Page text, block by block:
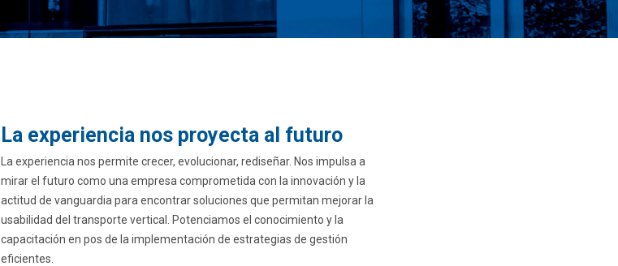
La experiencia nos proyecta al futuro
La experiencia nos permite crecer, evolucionar, rediseñar. Nos impulsa a
mirar el futuro como una empresa comprometida con la innovación y la
actitud de vanguardia para encontrar soluciones que permitan mejorar la
usabilidad del transporte vertical. Potenciamos el conocimiento y la
capacitación en pos de la implementación de estrategias de gestión
eficientes.